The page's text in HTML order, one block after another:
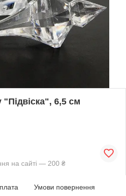
6,5 см
на сайті — 200 ₴
Умови повернення